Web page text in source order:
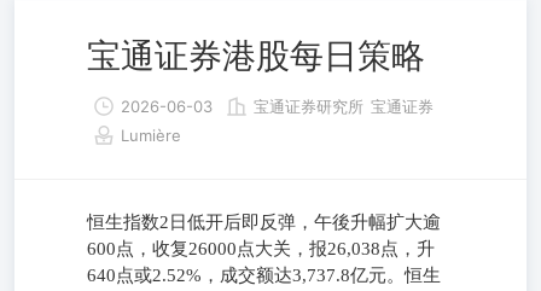
宝通证券港股每日策略
2026-06-03 宝通证券研究所 宝通证券
Lumière
恒生指数2日低开后即反弹，午後升幅扩大逾
600点，收复26000点大关，报26,038点，升
640点或2.52%，成交额达3,737.8亿元。恒生